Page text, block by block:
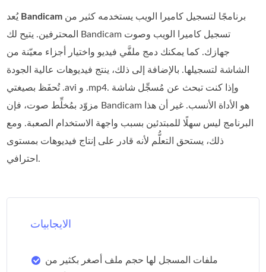
يُعد Bandicam
المحترفين. يتيح لك Bandicam تسجيل كاميرا الويب وصوت
جهازك. كما يمكنك دمج ملفَّي فيديو واختيار أجزاء معيّنة من
الشاشة لتسجيلها. بالإضافة إلى ذلك، ينتج فيديوهات عالية الجودة
تُحفَظ بصيغتي .avi و .mp4. وإذا كنت تبحث عن مُسجِّل شاشة
مزوّد بمُخلِّط صوت، فإن Bandicam هو الأداة الأنسب. غير أن هذا
البرنامج ليس سهلًا للمبتدئين بسبب واجهة الاستخدام الصعبة. ومع
ذلك، يستحق التعلُّم لأنه قادر على إنتاج فيديوهات بمستوى
احترافي.
الايجابيات
ملفات المسجل لها حجم ملف أصغر بكثير من